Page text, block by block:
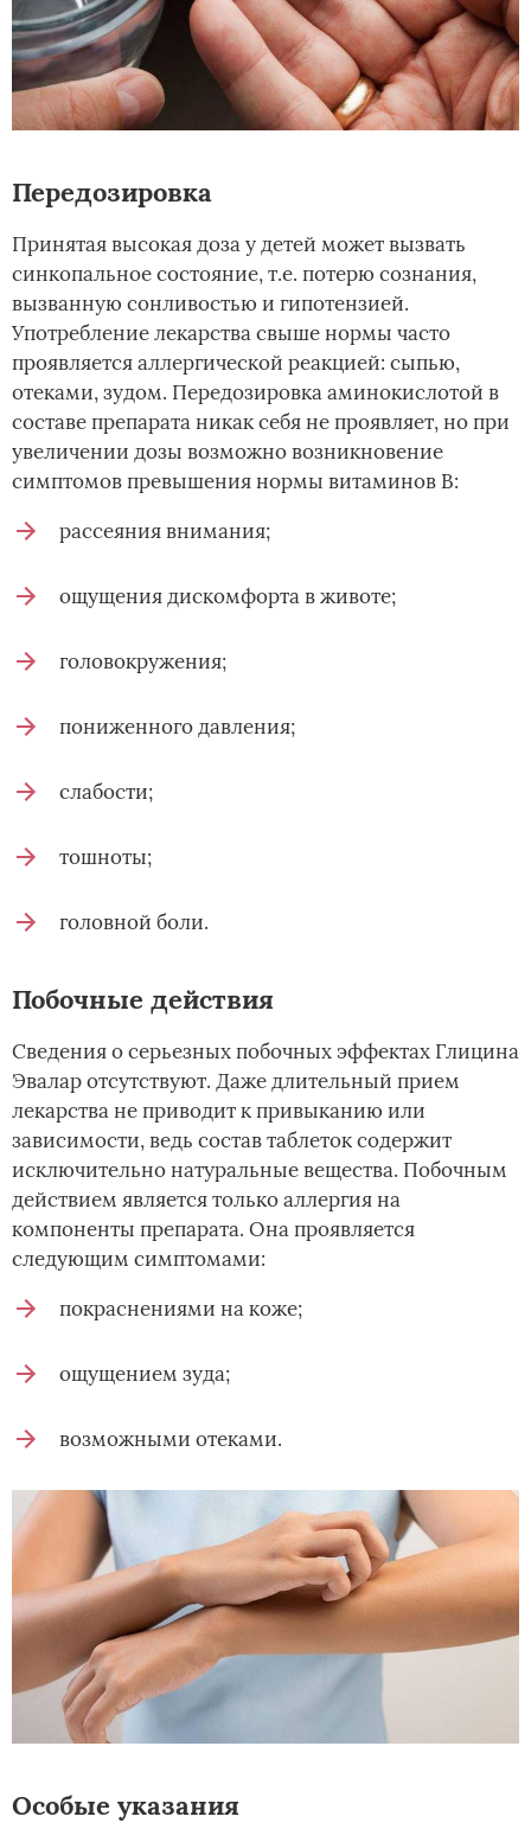
Передозировка
Принятая высокая доза у детей может вызвать
синкопальное состояние, т.е. потерю сознания,
вызванную сонливостью и гипотензией.
Употребление лекарства свыше нормы часто
проявляется аллергической реакцией: сыпью,
отеками, зудом. Передозировка аминокислотой в
составе препарата никак себя не проявляет, но при
увеличении дозы возможно возникновение
симптомов превышения нормы витаминов В:
рассеяния внимания;
ощущения дискомфорта в животе;
головокружения;
пониженного давления;
слабости;
тошноты;
головной боли.
Побочные действия
Сведения о серьезных побочных эффектах Глицина
Эвалар отсутствуют. Даже длительный прием
лекарства не приводит к привыканию или
зависимости, ведь состав таблеток содержит
исключительно натуральные вещества. Побочным
действием является только аллергия на
компоненты препарата. Она проявляется
следующим симптомами:
покраснениями на коже;
ощущением зуда;
возможными отеками.
Особые указания